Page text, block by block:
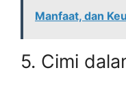
Manfaat, dan
5. Cimi